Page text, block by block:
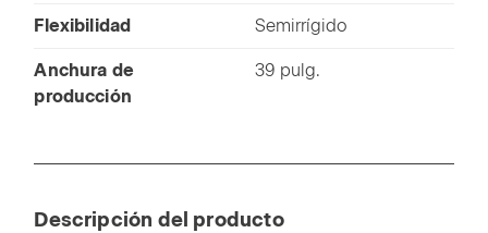
Flexibilidad Semirrígido
Anchura de
producción
39 pulg.
Descripción del producto